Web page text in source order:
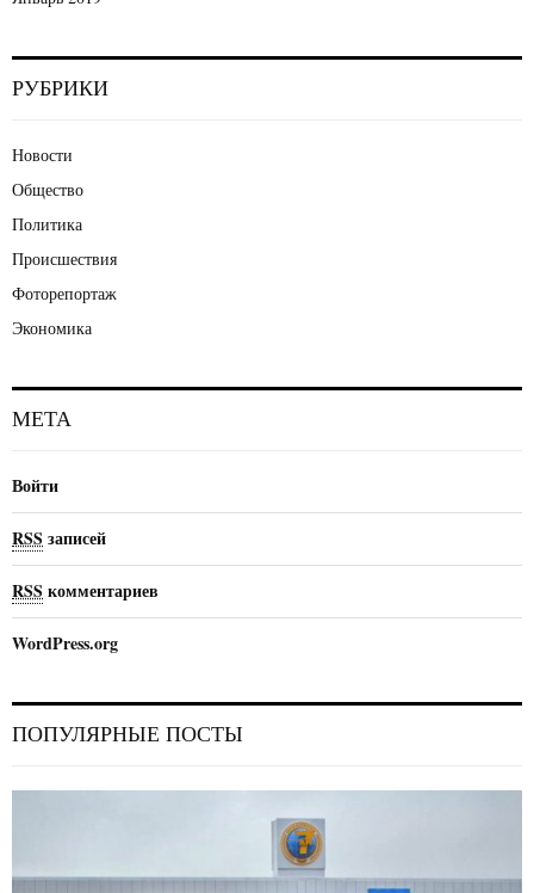
РУБРИКИ
Новости
Общество
Политика
Происшествия
Фоторепортаж
Экономика
МЕТА
Войти
RSSзаписей
RSSкомментариев
WordPress.org
ПОПУЛЯРНЫЕ ПОСТЫ